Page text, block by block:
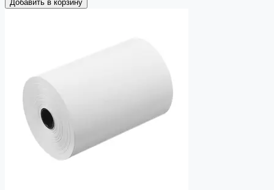
Добавить в корзину